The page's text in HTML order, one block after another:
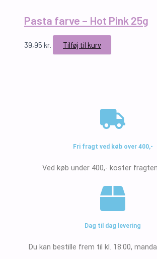
Pasta farve – Hot Pink 25g
39,95 kr. Tilføj til kurv
Fri fragt ved køb over 400,-
Ved køb under 400,- koster
Dag til dag levering
Du kan bestille frem til kl. 18:00,